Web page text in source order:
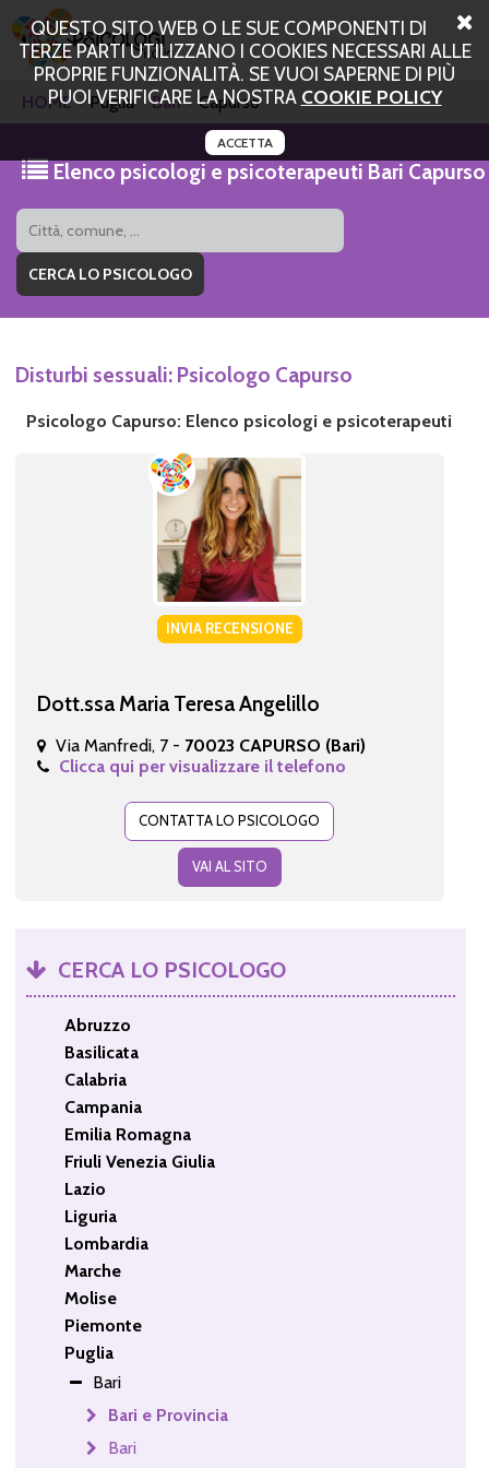
QUESTO SITO WEB O LE SUE COMPONENTI DI
TERZE PARTI UTILIZZANO I COOKIES NECESSARI ALLE
PROPRIE FUNZIONALITÀ. SE VUOI SAPERNE DI PIÙ
PUOI VERIFICARE LA NOSTRA COOKIE POLICY
ACCETTA
HOME Puglia Bari Capurso
Elenco psicologi e psicoterapeuti Bari Capurso
Disturbi sessuali: Psicologo Capurso
Psicologo Capurso: Elenco psicologi e psicoterapeuti
INVIA RECENSIONE
Dott.ssa Maria Teresa Angelillo
Via Manfredi, 7 - 70023 CAPURSO (Bari)
Clicca qui per visualizzare il telefono
CONTATTA LO PSICOLOGO
VAI AL SITO
CERCA LO PSICOLOGO
Abruzzo
Basilicata
Calabria
Campania
Emilia Romagna
Friuli Venezia Giulia
Lazio
Liguria
Lombardia
Marche
Molise
Piemonte
Puglia
Bari
Bari e Provincia
Bari